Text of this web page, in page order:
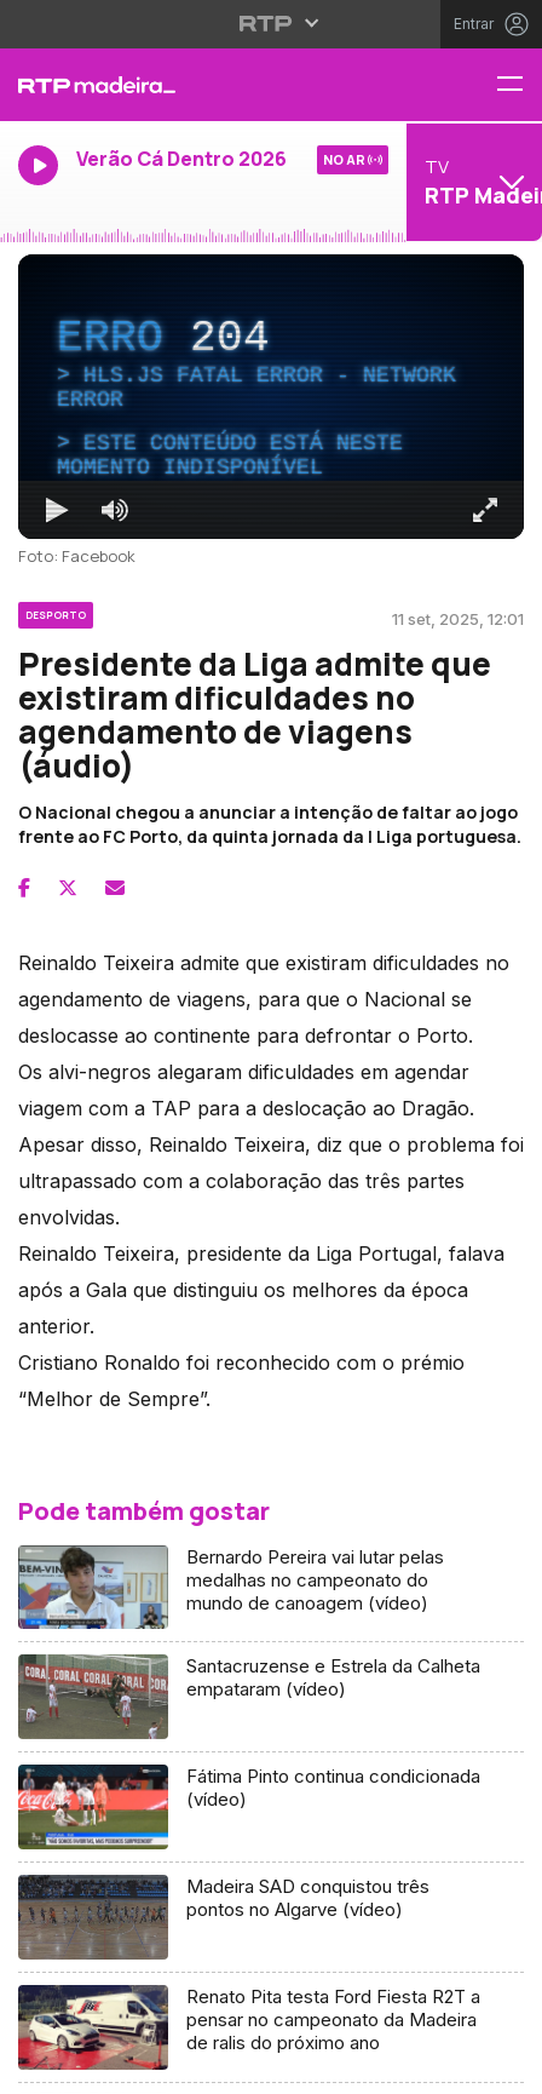
Entrar
Verão Cá Dentro 2026 NO AR TV
RTP
ERRO204
HLS.JS FATAL ERROR - NETWORK
ERROR
ESTE CONTEÚDO ESTÁ NESTE
MOMENTO INDISPONÍVEL
Foto: Facebook
DESPORTO 11 set, 2025, 12:01
Presidente da Liga admite que
existiram dificuldades no
agendamento de viagens
(áudio)
O Nacional chegou a anunciar a intenção de faltar ao jogo
frente ao FC Porto, da quinta jornada da I Liga portuguesa.
Reinaldo Teixeira admite que existiram dificuldades no
agendamento de viagens, para que o Nacional se
deslocasse ao continente para defrontar o Porto.
Os alvi-negros alegaram dificuldades em agendar
viagem com a TAP para a deslocação ao Dragão.
Apesar disso, Reinaldo Teixeira, diz que o problema foi
ultrapassado com a colaboração das três partes
envolvidas.
Reinaldo Teixeira, presidente da Liga Portugal, falava
após a Gala que distinguiu os melhores da época
anterior.
Cristiano Ronaldo foi reconhecido com o prémio
“Melhor de Sempre”.
Pode também gostar
Bernardo Pereira vai lutar pelas
medalhas no campeonato do
mundo de canoagem (vídeo)
Santacruzense e Estrela da Calheta
empataram (vídeo)
Fátima Pinto continua condicionada
(vídeo)
Madeira SAD conquistou três
pontos no Algarve (vídeo)
Renato Pita testa Ford Fiesta R2T a
pensar no campeonato da Madeira
de ralis do próximo ano